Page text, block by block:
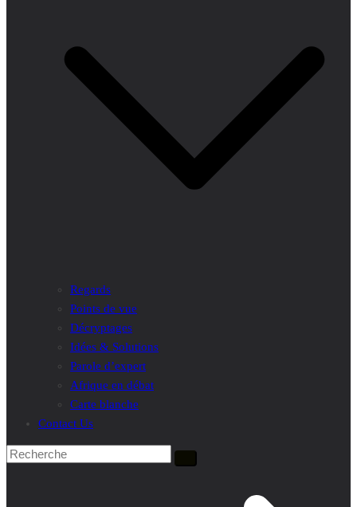
Regards
Points de vue
Décryptages
Idées & Solutions
Parole d’expert
Afrique en débat
Carte blanche
Contact Us